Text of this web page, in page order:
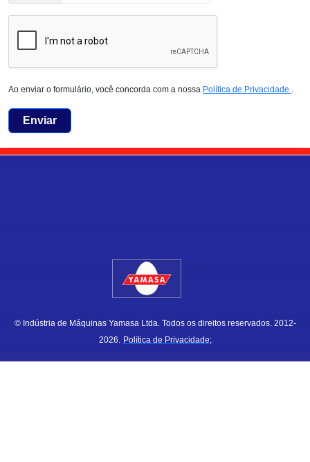
Ao enviar o formulário, você concorda com a nossa Política de Privacidade .
Enviar
.
© Indústria de Máquinas Yamasa Ltda. Todos os direitos reservados. 2012-
2026. Política de Privacidade;